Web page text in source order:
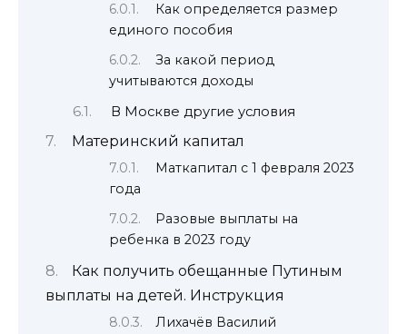
Как определяется размер
единого пособия
За какой период
учитываются доходы
В Москве другие условия
Материнский капитал
Маткапитал с 1 февраля 2023
года
Разовые выплаты на
ребенка в 2023 году
Как получить обещанные Путиным
выплаты на детей. Инструкция
Лихачёв Василий